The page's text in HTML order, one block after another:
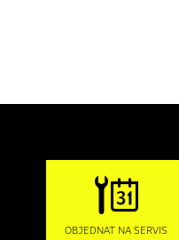
OBJEDNAT NA SERVIS